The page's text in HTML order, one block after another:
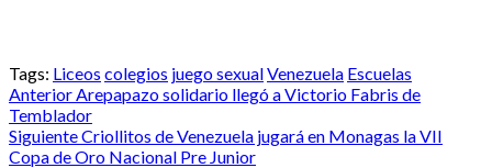
Tags: Liceos colegios juego sexualVenezuela Escuelas
Post
navigation
AnteriorArepapazo solidario llegó a Victorio Fabris de
Temblador
SiguienteCriollitos de Venezuela jugará en Monagas la VII
Copa de Oro Nacional Pre Junior